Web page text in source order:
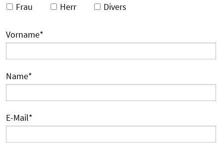
Frau
Herr Divers
Vorname*
Name*
E-Mail*